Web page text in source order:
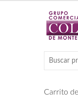
Carrito